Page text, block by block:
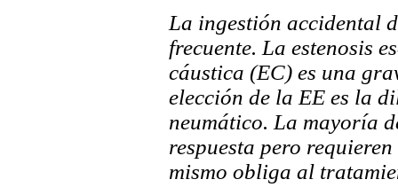
La ingestión accidental
frecuente. La estenosis
cáustica (EC) es una
elección de la EE es la
neumático. La mayoría
respuesta pero
mismo obliga al